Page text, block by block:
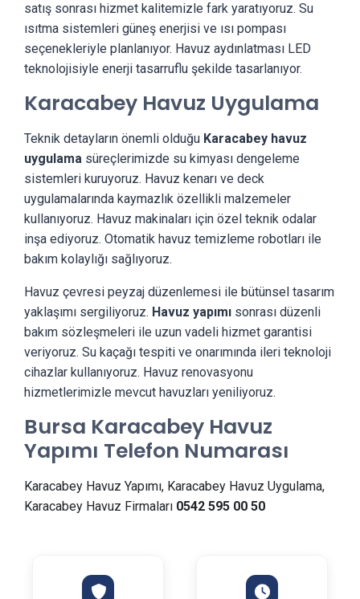
satış sonrası hizmet kalitemizle fark yaratıyoruz. Su
ısıtma sistemleri güneş enerjisi ve ısı pompası
seçenekleriyle planlanıyor. Havuz aydınlatması LED
teknolojisiyle enerji tasarruflu şekilde tasarlanıyor.
Karacabey Havuz Uygulama
Teknik detayların önemli olduğu Karacabey havuz
uygulama süreçlerimizde su kimyası dengeleme
sistemleri kuruyoruz. Havuz kenarı ve deck
uygulamalarında kaymazlık özellikli malzemeler
kullanıyoruz. Havuz makinaları için özel teknik odalar
inşa ediyoruz. Otomatik havuz temizleme robotları ile
bakım kolaylığı sağlıyoruz.
Havuz çevresi peyzaj düzenlemesi ile bütünsel tasarım
yaklaşımı sergiliyoruz. Havuz yapımı sonrası düzenli
bakım sözleşmeleri ile uzun vadeli hizmet garantisi
veriyoruz. Su kaçağı tespiti ve onarımında ileri teknoloji
cihazlar kullanıyoruz. Havuz renovasyonu
hizmetlerimizle mevcut havuzları yeniliyoruz.
Bursa Karacabey Havuz
Yapımı Telefon Numarası
Karacabey Havuz Yapımı, Karacabey Havuz Uygulama,
Karacabey Havuz Firmaları 0542 595 00 50